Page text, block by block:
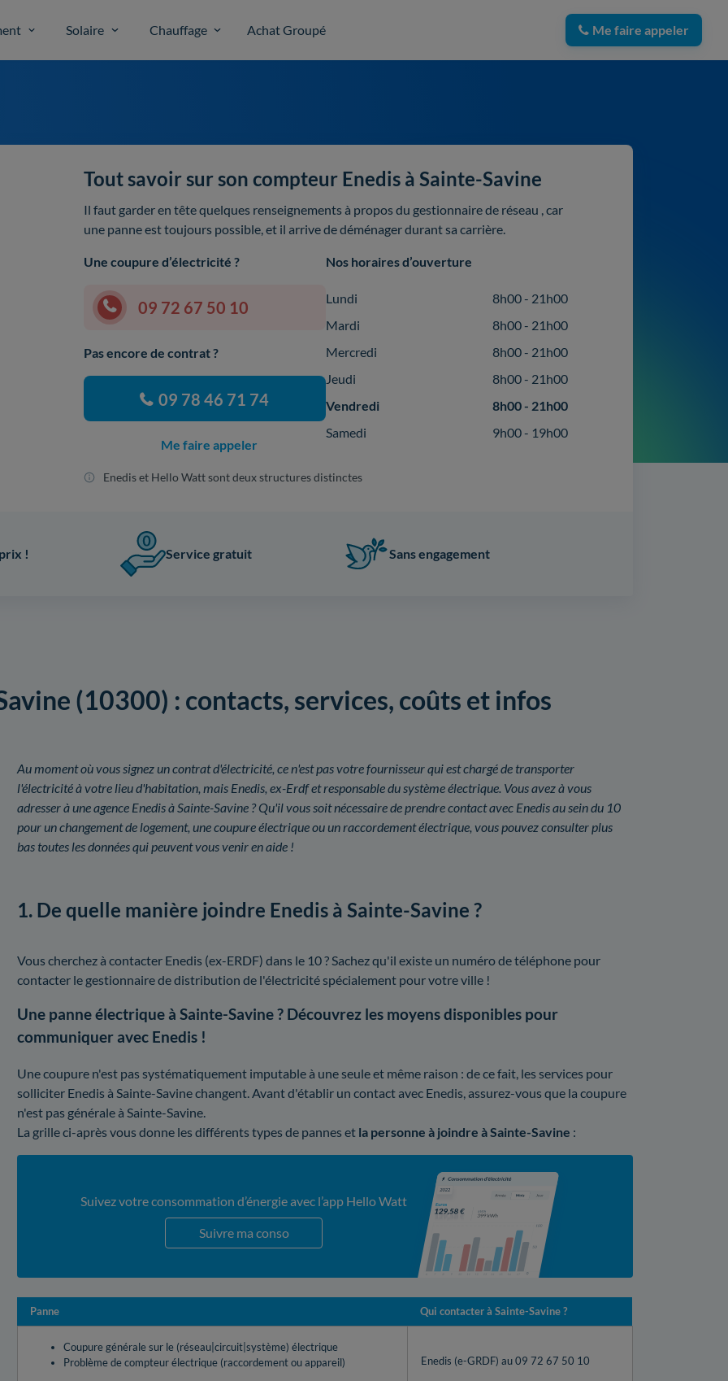
Solaire Chauffage Achat Groupé Me faire appeler
Tout savoir sur son compteur Enedis à Sainte-Savine
Il faut garder en tête quelques renseignements à propos du gestionnaire de réseau , car
une panne est toujours possible, et il arrive de déménager durant sa carrière.
Une coupure d’électricité ?
09 72 67 50 10
Pas encore de contrat ?
09 78 46 71 74
Me faire appeler
Nos horaires d’ouverture
Lundi
8h00 - 21h00
Mardi
8h00 - 21h00
Mercredi
8h00 - 21h00
Jeudi
8h00 - 21h00
Vendredi
8h00 - 21h00
Samedi
9h00 - 19h00
Enedis et Hello Watt sont deux structures distinctes
! Service gratuit Sans engagement
(10300) : contacts, services, coûts et infos
Au moment où vous signez un contrat d'électricité, ce n'est pas votre fournisseur qui est chargé de transporter
l'électricité à votre lieu d'habitation, mais Enedis, ex-Erdf et responsable du système électrique. Vous avez à vous
adresser à une agence Enedis à Sainte-Savine ? Qu'il vous soit nécessaire de prendre contact avec Enedis au sein du 10
pour un changement de logement, une coupure électrique ou un raccordement électrique, vous pouvez consulter plus
bas toutes les données qui peuvent vous venir en aide !
1. De quelle manière joindre Enedis à Sainte-Savine ?
Vous cherchez à contacter Enedis (ex-ERDF) dans le 10 ? Sachez qu'il existe un numéro de téléphone pour
contacter le gestionnaire de distribution de l'électricité spécialement pour votre ville !
Une panne électrique à Sainte-Savine ? Découvrez les moyens disponibles pour
communiquer avec Enedis !
Une coupure n'est pas systématiquement imputable à une seule et même raison : de ce fait, les services pour
solliciter Enedis à Sainte-Savine changent. Avant d'établir un contact avec Enedis, assurez-vous que la coupure
n'est pas générale à Sainte-Savine.
La grille ci-après vous donne les différents types de pannes et la personne à joindre à Sainte-Savine :
Suivez votre consommation d’énergie avec l’app Hello Watt
Suivre ma conso
Panne Qui contacter à Sainte-Savine ?
Coupure générale sur le (réseau|circuit|système) électrique
Problème de compteur électrique (raccordement ou appareil)
Enedis (e-GRDF) au 09 72 67 50 10